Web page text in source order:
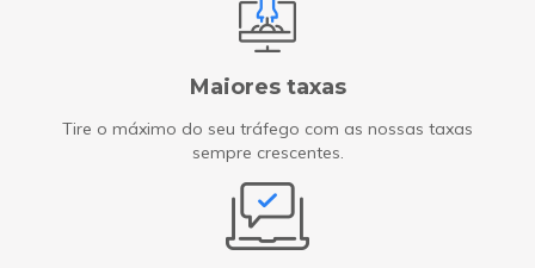
Maiores taxas
Tire o máximo do seu tráfego com as nossas taxas
sempre crescentes.